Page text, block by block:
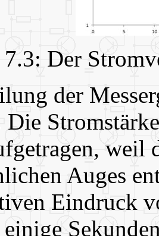
Der
der
Die
weil
Auges
Eindruck
einige